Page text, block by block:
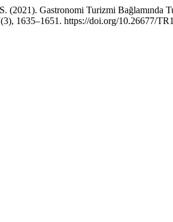
(2021). Gastronomi Turizmi Bağlamında
(3), 1635–1651. https://doi.org/10.26677/